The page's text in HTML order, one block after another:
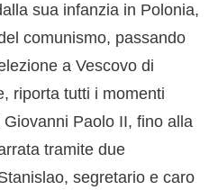
sua infanzia in Polonia,
comunismo, passando
a Vescovo di
riporta tutti i momenti
Paolo II, fino alla
tramite due
segretario e caro